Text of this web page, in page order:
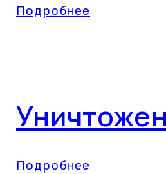
Подробнее
Подробнее